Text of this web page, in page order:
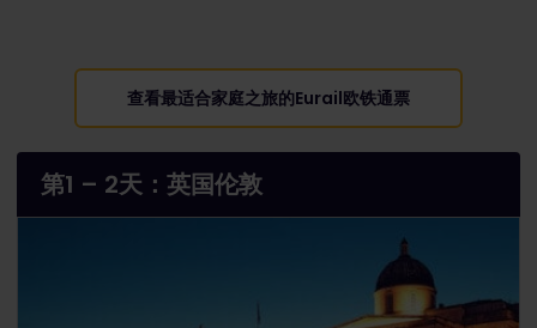
查看最适合家庭之旅的Eurail欧铁通票
第1 – 2天：英国伦敦